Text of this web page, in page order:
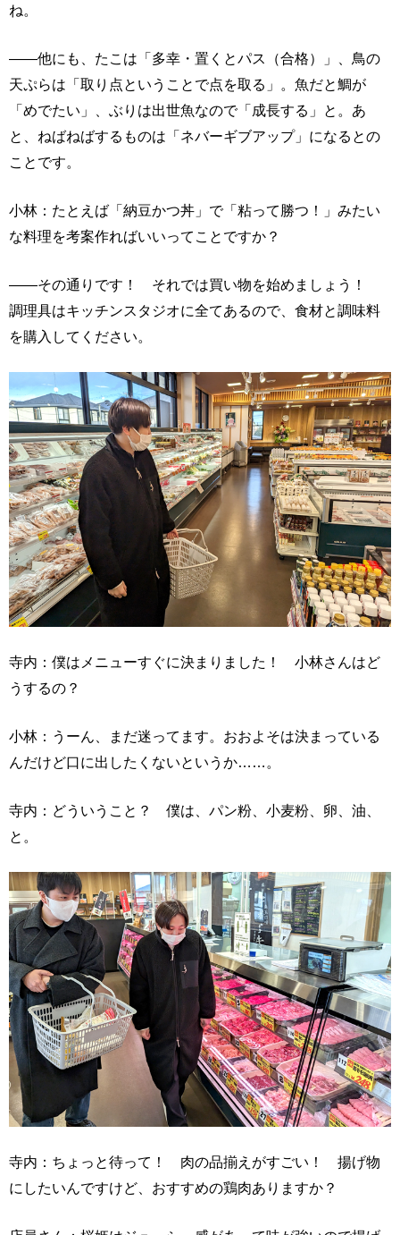
ね。
――他にも、たこは「多幸・置くとパス（合格）」、鳥の
天ぷらは「取り点ということで点を取る」。魚だと鯛が
「めでたい」、ぶりは出世魚なので「成長する」と。あ
と、ねばねばするものは「ネバーギブアップ」になるとの
ことです。
小林：たとえば「納豆かつ丼」で「粘って勝つ！」みたい
な料理を考案作ればいいってことですか？
――その通りです！ それでは買い物を始めましょう！
調理具はキッチンスタジオに全てあるので、食材と調味料
を購入してください。
寺内：僕はメニューすぐに決まりました！ 小林さんはど
うするの？
小林：うーん、まだ迷ってます。おおよそは決まっている
んだけど口に出したくないというか……。
寺内：どういうこと？ 僕は、パン粉、小麦粉、卵、油、
と。
寺内：ちょっと待って！ 肉の品揃えがすごい！ 揚げ物
にしたいんですけど、おすすめの鶏肉ありますか？